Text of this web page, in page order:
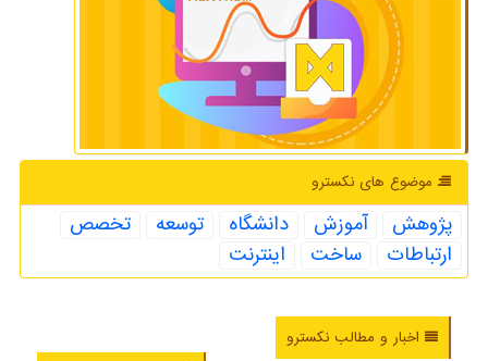
موضوع های نكسترو
پژوهش آموزش دانشگاه توسعه
تخصص
ارتباطات
ساخت اینترنت
اخبار و مطالب نکسترو